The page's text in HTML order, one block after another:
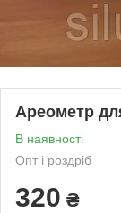
Ареометр
В наявності
Опт і роздріб
320 ₴